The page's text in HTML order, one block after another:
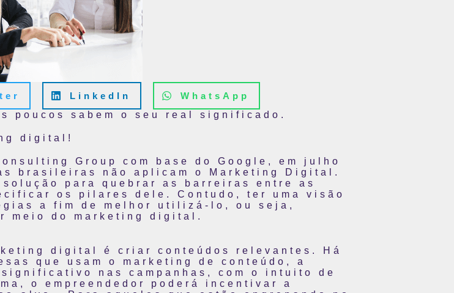
LinkedIn
WhatsApp
poucos sabem o seu real significado.
digital!
Group com base do Google, em julho
brasileiras não aplicam o Marketing Digital.
para quebrar as barreiras entre as
os pilares dele. Contudo, ter uma visão
a fim de melhor utilizá-lo, ou seja,
meio do marketing digital.
digital é criar conteúdos relevantes. Há
que usam o marketing de conteúdo, a
nas campanhas, com o intuito de
o empreendedor poderá incentivar a